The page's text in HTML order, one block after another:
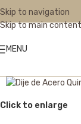
Skip to navigation
Skip to main content
MENU
Click to enlarge